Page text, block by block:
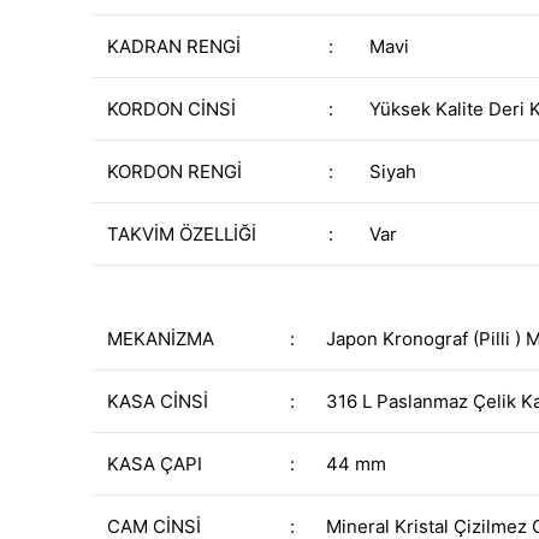
KADRAN RENGİ : Mavi
KORDON CİNSİ : Yüksek Kalite Deri
KORDON RENGİ : Siyah
TAKVİM ÖZELLİĞİ : Var
MEKANİZMA : Japon Kronograf (Pilli )
KASA CİNSİ : 316 L Paslanmaz Çelik
KASA ÇAPI : 44 mm
CAM CİNSİ : Mineral Kristal Çizilmez